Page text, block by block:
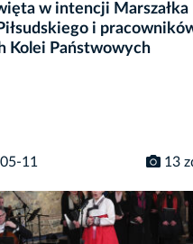
w intencji Marszałka
i
Kolei Państwowych
11 13